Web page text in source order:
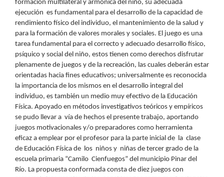
formación multilateral y armónica del niño, su adecuada
ejecución es fundamental para el desarrollo de la capacidad de
rendimiento físico del individuo, el mantenimiento de la salud y
para la formación de valores morales y sociales. El juego es una
tarea fundamental para el correcto y adecuado desarrollo físico,
psíquico y social del niño, estos tienen como derechos disfrutar
plenamente de juegos y de la recreación, las cuales deberán estar
orientadas hacia fines educativos; universalmente es reconocida
la importancia de los mismos en el desarrollo integral del
individuo, es también un medio muy efectivo de la Educación
Física. Apoyado en métodos investigativos teóricos y empíricos
se pudo llevar a vía de hechos el presente trabajo, aportando
juegos motivacionales y/o preparadores como herramienta
eficaz a emplear por el profesor para la parte inicial de la clase
de Educación Física de los niños y niñas de tercer grado de la
escuela primaria “Camilo Cienfuegos” del municipio Pinar del
Río. La propuesta conformada consta de diez juegos con